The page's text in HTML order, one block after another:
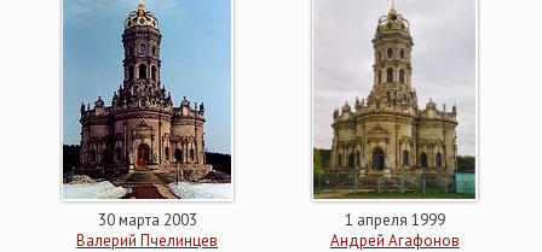
30 марта 2003
Валерий Пчелинцев
1 апреля 1999
Андрей Агафонов